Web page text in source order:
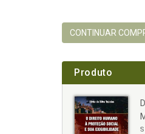
CONTINUAR
Produto